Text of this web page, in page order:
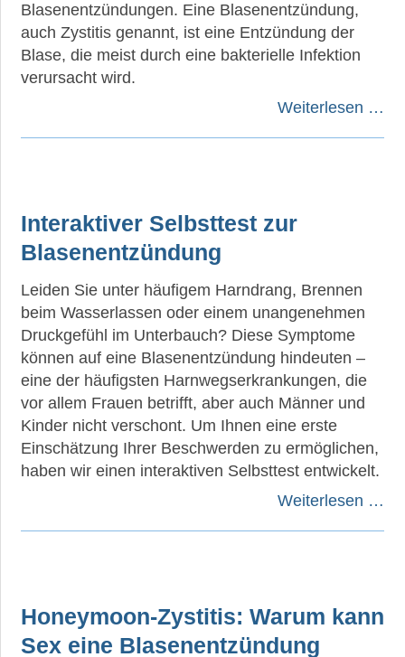
Blasenentzündungen. Eine Blasenentzündung,
auch Zystitis genannt, ist eine Entzündung der
Blase, die meist durch eine bakterielle Infektion
verursacht wird.
Weiterlesen …
Interaktiver Selbsttest zur
Blasenentzündung
Leiden Sie unter häufigem Harndrang, Brennen
beim Wasserlassen oder einem unangenehmen
Druckgefühl im Unterbauch? Diese Symptome
können auf eine Blasenentzündung hindeuten –
eine der häufigsten Harnwegserkrankungen, die
vor allem Frauen betrifft, aber auch Männer und
Kinder nicht verschont. Um Ihnen eine erste
Einschätzung Ihrer Beschwerden zu ermöglichen,
haben wir einen interaktiven Selbsttest entwickelt.
Weiterlesen …
Honeymoon-Zystitis: Warum kann
Sex eine Blasenentzündung